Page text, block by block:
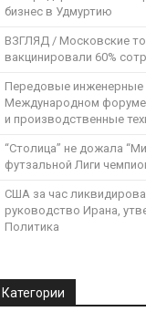
бизнес в Удмуртию
ВЗГЛЯД / Московские
вакцинировали 60%
Передовые инженерные
Международном
и производственные
“Столица” не дожала
футзальной Лиги
США за час
руководство Ирана,
Политика
Категории